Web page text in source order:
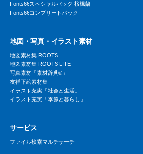
Fonts66スペシャルパック 桜楓蘭
Fonts66コンプリートパック
地図・写真・イラスト素材
地図素材集 ROOTS
地図素材集 ROOTS LITE
写真素材「素材辞典®」
友禅下絵素材集
イラスト充実「社会と生活」
イラスト充実「季節と暮らし」
サービス
ファイル検索マルチサーチ